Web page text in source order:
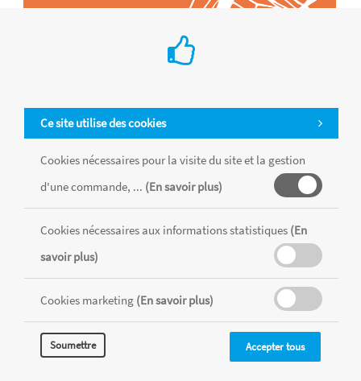
Ce site utilise des cookies
Cookies nécessaires pour la visite du site et la gestion
d'une commande, ... (En savoir plus)
Cookies nécessaires aux informations statistiques (En
savoir plus)
Cookies marketing (En savoir plus)
Soumettre Accepter tous
Tous les produits sont vendus dans la limite des stocks disponibles de
RÉALISÉ AVEC MERCATOR